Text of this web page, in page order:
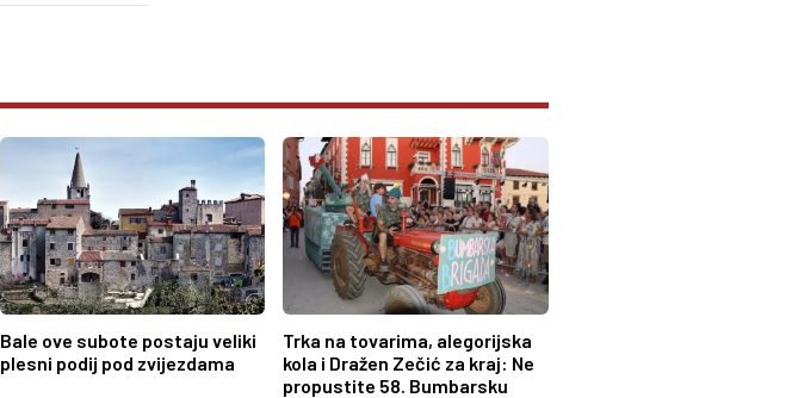
Bale ove subote postaju veliki
plesni podij pod zvijezdama
Trka na tovarima, alegorijska
kola i Dražen Zečić za kraj: Ne
propustite 58. Bumbarsku